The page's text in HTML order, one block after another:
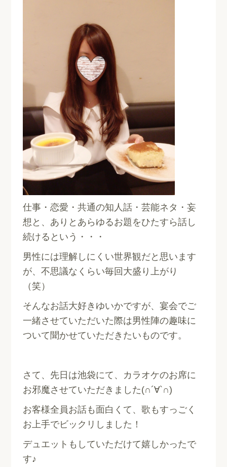
仕事・恋愛・共通の知人話・芸能ネタ・妄
想と、ありとあらゆるお題をひたすら話し
続けるという・・・
男性には理解しにくい世界観だと思います
が、不思議なくらい毎回大盛り上がり
（笑）
そんなお話大好きゆいかですが、宴会でご
一緒させていただいた際は男性陣の趣味に
ついて聞かせていただきたいものです。
さて、先日は池袋にて、カラオケのお席に
お邪魔させていただきました(∩´∀`∩)
お客様全員お話も面白くて、歌もすっごく
お上手でビックリしました！
デュエットもしていただけて嬉しかったで
す♪